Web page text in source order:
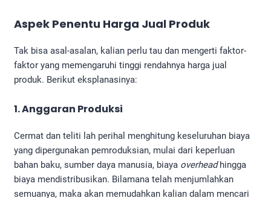
Aspek Penentu Harga Jual Produk
Tak bisa asal-asalan, kalian perlu tau dan mengerti faktor-
faktor yang memengaruhi tinggi rendahnya harga jual
produk. Berikut eksplanasinya:
1. Anggaran Produksi
Cermat dan teliti lah perihal menghitung keseluruhan biaya
yang dipergunakan pemroduksian, mulai dari keperluan
bahan baku, sumber daya manusia, biaya overheadhingga
biaya mendistribusikan. Bilamana telah menjumlahkan
semuanya, maka akan memudahkan kalian dalam mencari